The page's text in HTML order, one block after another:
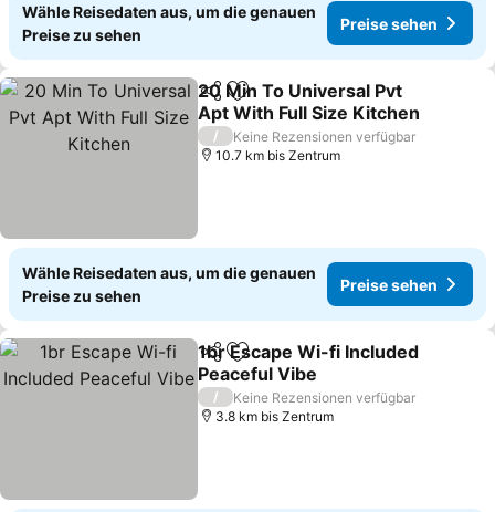
Wähle Reisedaten aus, um die genauen
Preise zu sehen
Preise sehen
TeilenZu Favoriten hinzufügen
20 Min To Universal Pvt
Apt With Full Size Kitchen
Preise sehen
/
Keine Rezensionen verfügbar
10.7 km bis Zentrum
Wähle Reisedaten aus, um die genauen
Preise zu sehen
Preise sehen
TeilenZu Favoriten hinzufügen
1br Escape Wi-fi Included
Peaceful Vibe
Preise sehen
/
Keine Rezensionen verfügbar
3.8 km bis Zentrum